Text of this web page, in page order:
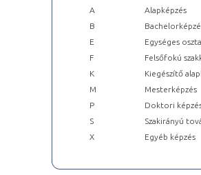
A
Alapképzés
B
E
Egységes
F
Felsőfokú
K
Kiegészítő
M
Mesterképzés
P
Doktori
S
Szakirányú
X
Egyéb képzés